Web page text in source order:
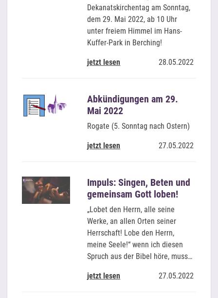
Dekanatskirchentag am Sonntag,
dem 29. Mai 2022, ab 10 Uhr
unter freiem Himmel im Hans-
Kuffer-Park in Berching!
jetzt lesen 28.05.2022
Abkündigungen am 29.
Mai 2022
Rogate (5. Sonntag nach Ostern)
jetzt lesen 27.05.2022
Impuls: Singen, Beten und
gemeinsam Gott loben!
„Lobet den Herrn, alle seine
Werke, an allen Orten seiner
Herrschaft! Lobe den Herrn,
meine Seele!“ wenn ich diesen
Spruch aus der Bibel höre, muss…
jetzt lesen 27.05.2022